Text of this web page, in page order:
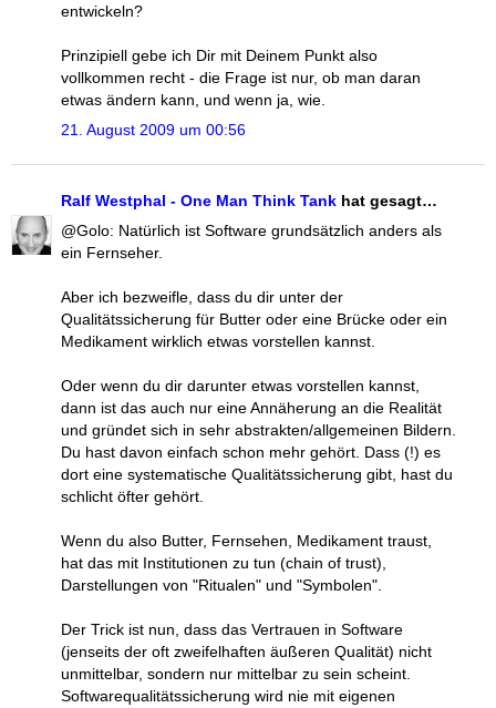
entwickeln?
Prinzipiell gebe ich Dir mit Deinem Punkt also
vollkommen recht - die Frage ist nur, ob man daran
etwas ändern kann, und wenn ja, wie.
21. August 2009 um 00:56
Ralf Westphal - One Man Think Tank hat gesagt…
@Golo: Natürlich ist Software grundsätzlich anders als
ein Fernseher.
Aber ich bezweifle, dass du dir unter der
Qualitätssicherung für Butter oder eine Brücke oder ein
Medikament wirklich etwas vorstellen kannst.
Oder wenn du dir darunter etwas vorstellen kannst,
dann ist das auch nur eine Annäherung an die Realität
und gründet sich in sehr abstrakten/allgemeinen Bildern.
Du hast davon einfach schon mehr gehört. Dass (!) es
dort eine systematische Qualitätssicherung gibt, hast du
schlicht öfter gehört.
Wenn du also Butter, Fernsehen, Medikament traust,
hat das mit Institutionen zu tun (chain of trust),
Darstellungen von "Ritualen" und "Symbolen".
Der Trick ist nun, dass das Vertrauen in Software
(jenseits der oft zweifelhaften äußeren Qualität) nicht
unmittelbar, sondern nur mittelbar zu sein scheint.
Softwarequalitätssicherung wird nie mit eigenen